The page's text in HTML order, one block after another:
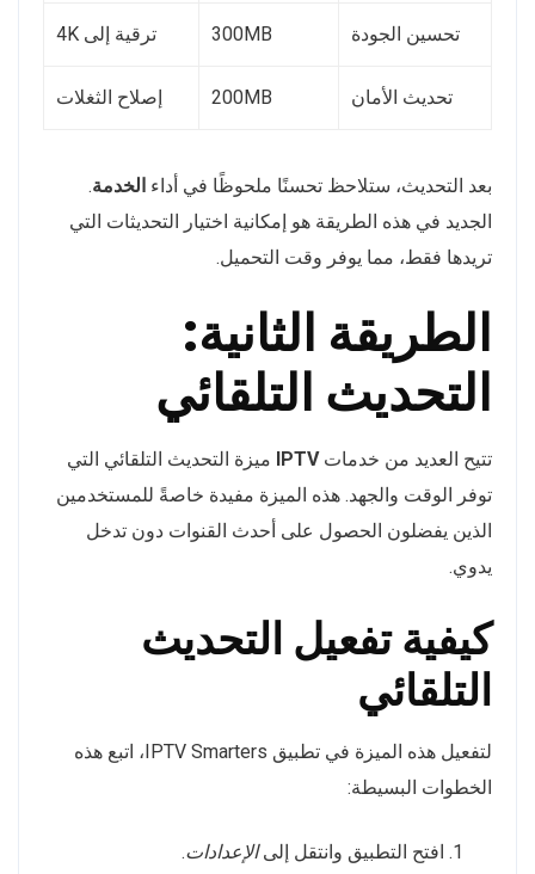
تحسين الجودة 300MB ترقية إلى 4K
تحديث الأمان 200MB إصلاح الثغلات
بعد التحديث، ستلاحظ تحسنًا ملحوظًا في أداء الخدمة.
الجديد في هذه الطريقة هو إمكانية اختيار التحديثات التي
تريدها فقط، مما يوفر وقت التحميل.
الطريقة الثانية:
التحديث التلقائي
تتيح العديد من خدماتIPTV ميزة التحديث التلقائي التي
توفر الوقت والجهد. هذه الميزة مفيدة خاصةً للمستخدمين
الذين يفضلون الحصول على أحدث القنوات دون تدخل
يدوي.
كيفية تفعيل التحديث
التلقائي
لتفعيل هذه الميزة في تطبيق IPTV Smarters، اتبع هذه
الخطوات البسيطة:
افتح التطبيق وانتقل إلىالإعدادات.